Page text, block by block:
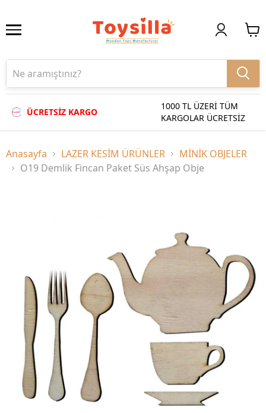
ÜCRETSİZ KARGO
1000 TL ÜZERİ TÜM
KARGOLAR ÜCRETSİZ
Anasayfa LAZER KESİM ÜRÜNLER
MİNİK OBJELER
O19 Demlik Fincan Paket Süs Ahşap Obje